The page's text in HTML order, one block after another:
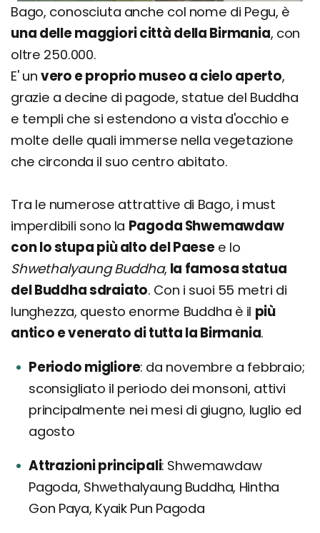
Bago, conosciuta anche col nome di Pegu, è
una delle maggiori città della Birmania, con
oltre 250.000.
E' un vero e proprio museo a cielo aperto,
grazie a decine di pagode, statue del Buddha
e templi che si estendono a vista d'occhio e
molte delle quali immerse nella vegetazione
che circonda il suo centro abitato.
Tra le numerose attrattive di Bago, i must
imperdibili sono la Pagoda Shwemawdaw
con lo stupa più alto del Paesee lo
Shwethalyaung Buddha, la famosa statua
del Buddha sdraiato. Con i suoi 55 metri di
lunghezza, questo enorme Buddha è il più
antico e venerato di tutta la Birmania.
Periodo migliore da novembre a febbraio;
sconsigliato il periodo dei monsoni, attivi
principalmente nei mesi di giugno, luglio ed
agosto
Attrazioni principali Shwemawdaw
Pagoda, Shwethalyaung Buddha, Hintha
Gon Paya, Kyaik Pun Pagoda